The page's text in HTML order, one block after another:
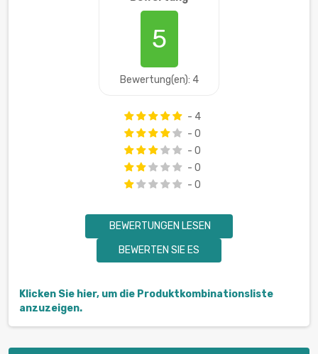
5
Bewertung(en): 4
- 4
- 0
- 0
- 0
- 0
BEWERTUNGEN LESEN
BEWERTEN SIE ES
Klicken Sie hier, um die Produktkombinationsliste
anzuzeigen.